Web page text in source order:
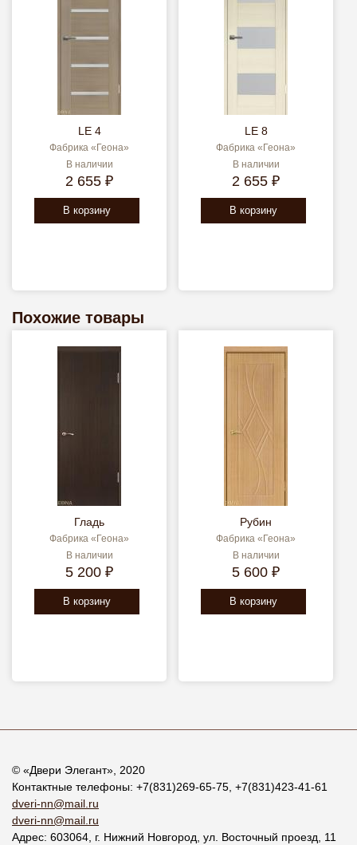
LE 4
Фабрика «Геона»
В наличии
2 655 ₽
В корзину
LE 8
Фабрика «Геона»
В наличии
2 655 ₽
В корзину
Похожие товары
Гладь
Фабрика «Геона»
В наличии
5 200 ₽
В корзину
Рубин
Фабрика «Геона»
В наличии
5 600 ₽
В корзину
© «Двери Элегант», 2020
Контактные телефоны: +7(831)269-65-75 +7(831)423-41-61
dveri-nn@mail.ru
dveri-nn@mail.ru
Адрес: 603064 , г. Нижний Новгород ул. Восточный проезд, 11